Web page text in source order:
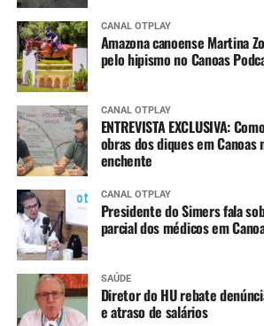
CANAL OTPLAY
Amazona canoense Martina
pelo hipismo no Canoas
CANAL OTPLAY
ENTREVISTA EXCLUSIVA:
obras dos diques em Canoas
enchente
CANAL OTPLAY
Presidente do Simers fala
parcial dos médicos em
SAÚDE
Diretor do HU rebate
e atraso de salários